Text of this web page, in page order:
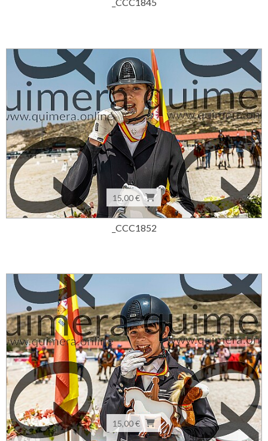
15,00 €
_CCC1852
15,00 €